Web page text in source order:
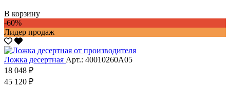
В корзину
-60%
Лидер продаж
Ложка десертная Арт.: 40010260А05
18 048 ₽
45 120 ₽